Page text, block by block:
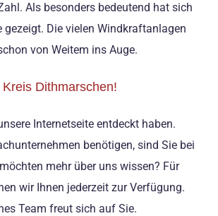
Als besonders bedeutend hat sich
gezeigt. Die vielen Windkraftanlagen
von Weitem ins Auge.
Dithmarschen!
Internetseite entdeckt haben.
benötigen, sind Sie bei
mehr über uns wissen? Für
wir Ihnen jederzeit zur Verfügung.
Team freut sich auf Sie.